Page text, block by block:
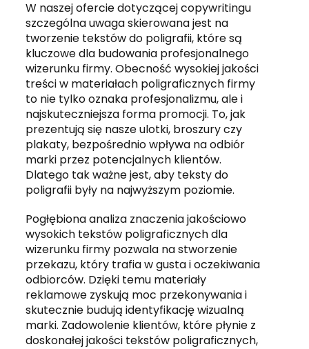
W naszej ofercie dotyczącej copywritingu
szczególna uwaga skierowana jest na
tworzenie tekstów do poligrafii, które są
kluczowe dla budowania profesjonalnego
wizerunku firmy. Obecność wysokiej jakości
treści w materiałach poligraficznych firmy
to nie tylko oznaka profesjonalizmu, ale i
najskuteczniejsza forma promocji. To, jak
prezentują się nasze ulotki, broszury czy
plakaty, bezpośrednio wpływa na odbiór
marki przez potencjalnych klientów.
Dlatego tak ważne jest, aby teksty do
poligrafii były na najwyższym poziomie.
Pogłębiona analiza znaczenia jakościowo
wysokich tekstów poligraficznych dla
wizerunku firmy pozwala na stworzenie
przekazu, który trafia w gusta i oczekiwania
odbiorców. Dzięki temu materiały
reklamowe zyskują moc przekonywania i
skutecznie budują identyfikację wizualną
marki. Zadowolenie klientów, które płynie z
doskonałej jakości tekstów poligraficznych,